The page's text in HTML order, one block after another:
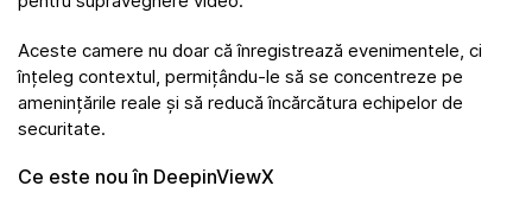
Aceste camere nu doar că înregistrează evenimentele, ci
înțeleg contextul, permițându-le să se concentreze pe
amenințările reale și să reducă încărcătura echipelor de
securitate.
Ce este nou în DeepinViewX